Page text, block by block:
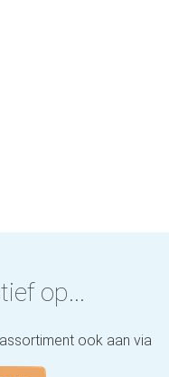
op...
ook aan via